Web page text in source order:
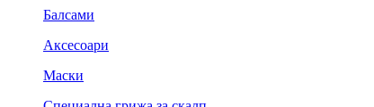
Балсами
Аксесоари
Маски